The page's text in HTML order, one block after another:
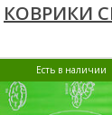
КОВРИКИ
Есть в наличии